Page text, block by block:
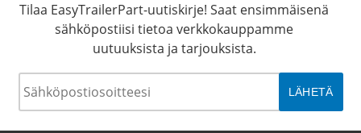
Tilaa EasyTrailerPart-uutiskirje! Saat ensimmäisenä
sähköpostiisi tietoa verkkokauppamme
uutuuksista ja tarjouksista.